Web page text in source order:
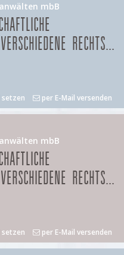
mbB
RECHTS...
per E-Mail versenden
mbB
RECHTS...
per E-Mail versenden